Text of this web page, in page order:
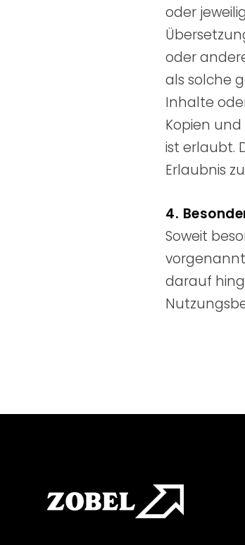
oder
oder
als solche
Inhalte
Kopien
ist erlaubt.
Erlaubnis
4.
Soweit
darauf